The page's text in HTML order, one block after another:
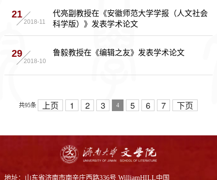
21
2018-11
代亮副教授在《安徽师范大学学报（人文社会
科学版）》发表学术论文
29
2018-10
鲁毅教授在《编辑之友》发表学术论文
共95条 上页 1 2 3 4 5 6 7 下页
地址：山东省济南市南辛庄西路336号 WilliamHILL中国